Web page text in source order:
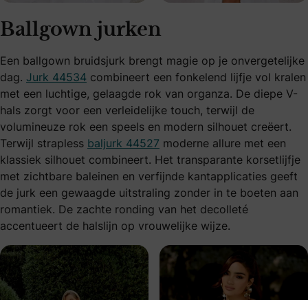
Ballgown jurken
Een ballgown bruidsjurk brengt magie op je onvergetelijke
dag. Jurk 44534 combineert een fonkelend lijfje vol kralen
met een luchtige, gelaagde rok van organza. De diepe V-
hals zorgt voor een verleidelijke touch, terwijl de
volumineuze rok een speels en modern silhouet creëert.
Terwijl strapless baljurk 44527 moderne allure met een
klassiek silhouet combineert. Het transparante korsetlijfje
met zichtbare baleinen en verfijnde kantapplicaties geeft
de jurk een gewaagde uitstraling zonder in te boeten aan
romantiek. De zachte ronding van het decolleté
accentueert de halslijn op vrouwelijke wijze.